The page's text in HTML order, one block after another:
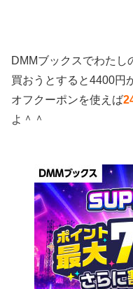
DMMブックスでわたし
買おうとすると4400円
オフクーポンを使えば
よ＾＾